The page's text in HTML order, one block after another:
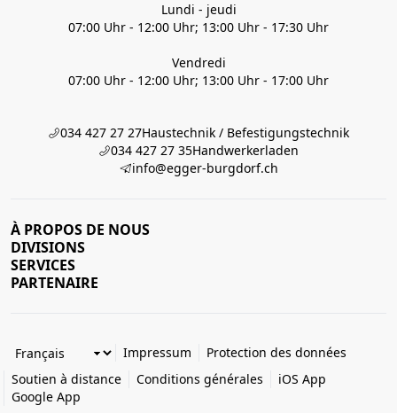
Lundi - jeudi
07:00 Uhr - 12:00 Uhr; 13:00 Uhr - 17:30 Uhr
Vendredi
07:00 Uhr - 12:00 Uhr; 13:00 Uhr - 17:00 Uhr
034 427 27 27Haustechnik / Befestigungstechnik
034 427 27 35Handwerkerladen
info@egger-burgdorf.ch
À PROPOS DE NOUS
DIVISIONS
SERVICES
PARTENAIRE
Impressum
Protection des données
Soutien à distance
Conditions générales
iOS App
Google App